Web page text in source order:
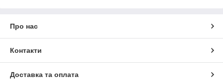
Про нас
Контакти
Доставка та оплата